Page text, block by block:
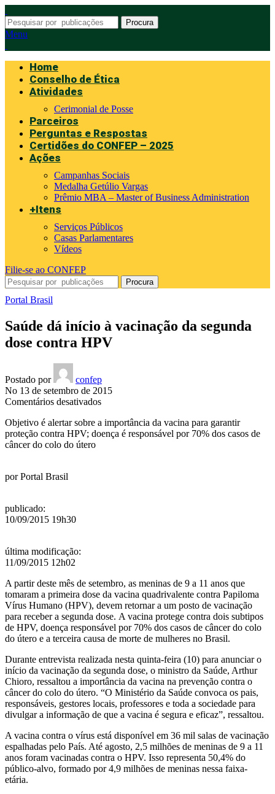
Procura
Menu
Home
Conselho de Ética
Atividades
Cerimonial de Posse
Parceiros
Perguntas e Respostas
Certidões do CONFEP – 2025
Ações
Campanhas Sociais
Medalha Getúlio Vargas
Prêmio MBA – Master of Business Administration
+Itens
Serviços Públicos
Casas Parlamentares
Vídeos
Filie-se ao CONFEP
Procura
Portal Brasil
Saúde dá início à vacinação da segunda
dose contra HPV
Postado por
confep
No 13 de setembro de 2015
Comentários desativadosem
dá
início
Objetivo é alertar sobre a importância da vacina para garantir
proteção contra HPV; doença é responsável por 70% dos casos de
câncer do colo do útero
porPortal Brasil
publicado:
10/09/2015 19h30
última modificação:
11/09/2015 12h02
A partir deste mês de setembro, as meninas de 9 a 11 anos que
tomaram a primeira dose da vacina quadrivalente contra Papiloma
Vírus Humano (HPV), devem retornar a um posto de vacinação
para receber a segunda dose. A vacina protege contra dois subtipos
de HPV, doença responsável por 70% dos casos de câncer do colo
do útero e a terceira causa de morte de mulheres no Brasil.
Durante entrevista realizada nesta quinta-feira (10) para anunciar o
início da vacinação da segunda dose, o ministro da Saúde, Arthur
Chioro, ressaltou a importância da vacina na prevenção contra o
câncer do colo do útero. “O Ministério da Saúde convoca os pais,
responsáveis, gestores locais, professores e toda a sociedade para
divulgar a informação de que a vacina é segura e eficaz”, ressaltou.
A vacina contra o vírus está disponível em 36 mil salas de vacinação
espalhadas pelo País. Até agosto, 2,5 milhões de meninas de 9 a 11
anos foram vacinadas contra o HPV. Isso representa 50,4% do
público-alvo, formado por 4,9 milhões de meninas nessa faixa-
etária.